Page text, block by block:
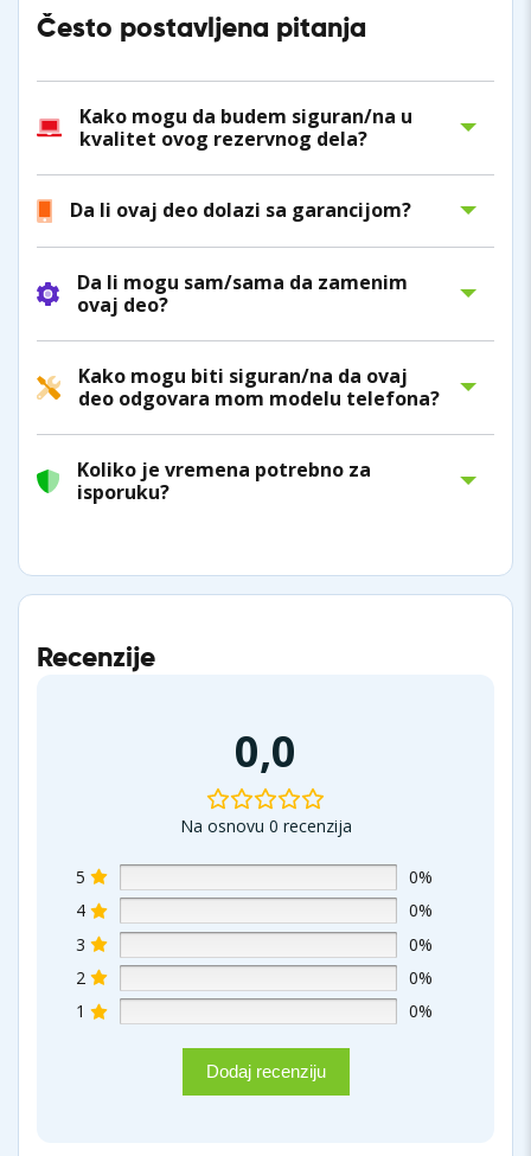
Često postavljena pitanja
Kako mogu da budem siguran/na u
kvalitet ovog rezervnog dela?
Da li ovaj deo dolazi sa garancijom?
Da li mogu sam/sama da zamenim
ovaj deo?
Kako mogu biti siguran/na da ovaj
deo odgovara mom modelu telefona?
Koliko je vremena potrebno za
isporuku?
Recenzije
0,0
Na osnovu 0 recenzija
5
0%
4
0%
3
0%
2
0%
1
0%
Dodaj recenziju